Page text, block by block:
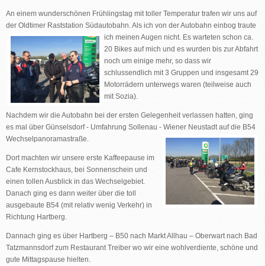
An einem wunderschönen Frühlingstag mit toller Temperatur trafen wir uns auf
der Oldtimer Raststation Südautobahn. Als ich von der Autobahn einbog traute
ich meinen Augen nicht. Es warteten schon ca.
20 Bikes auf mich und es wurden bis zur Abfahrt
noch um einige mehr, so dass wir
schlussendlich mit 3 Gruppen und insgesamt 29
Motorrädern unterwegs waren (teilweise auch
mit Sozia).
Nachdem wir die Autobahn bei der ersten Gelegenheit verlassen hatten, ging
es mal über Günselsdorf - Umfahrung Sollenau - Wiener Neustadt auf die B54
Wechselpanoramastraße.
Dort machten wir unsere erste Kaffeepause im
Cafe Kernstockhaus, bei Sonnenschein und
einen tollen Ausblick in das Wechselgebiet.
Danach ging es dann weiter über die toll
ausgebaute B54 (mit relativ wenig Verkehr) in
Richtung Hartberg.
Dannach ging es über Hartberg – B50 nach Markt Allhau – Oberwart nach Bad
Tatzmannsdorf zum Restaurant Treiber wo wir eine wohlverdiente, schöne und
gute Mittagspause hielten.